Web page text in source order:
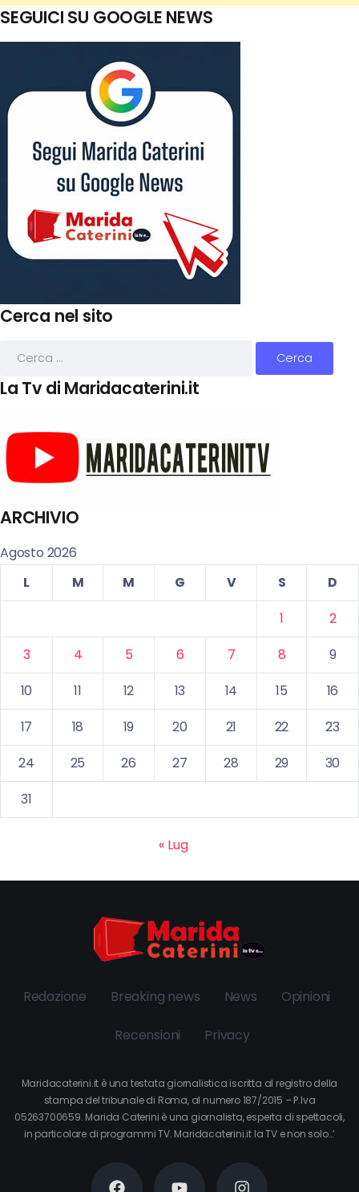
SEGUICI SU GOOGLE NEWS
Cerca nel sito
La Tv di Maridacaterini.it
ARCHIVIO
Agosto 2026
L
M M G V S
D
1
2
3
4 5 6 7 8
9
10
11 12 13 14 15
16
17
18 19 20 21 22
23
24
25 26 27 28 29
30
31
« Lug
Redazione Breaking news News Opinioni
Recensioni Privacy
Maridacaterini.it è una testata giornalistica iscritta al registro della
stampa del tribunale di Roma, al numero 187/2015 – P.Iva
05263700659. Marida Caterini è una giornalista, esperta di spettacoli,
in particolare di programmi TV. Maridacaterini.it la TV e non solo…’